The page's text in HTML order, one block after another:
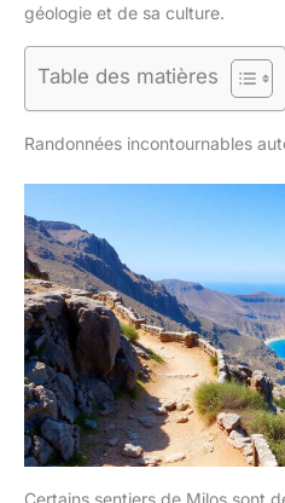
géologie et de sa culture.
Table des matières
Randonnées incontournables
Certains sentiers de Milos sont